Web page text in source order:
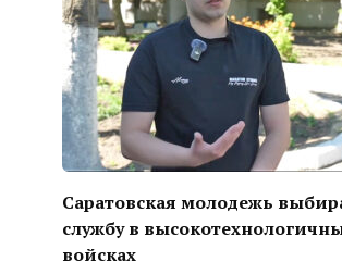
Саратовская молодежь
службу в
войсках